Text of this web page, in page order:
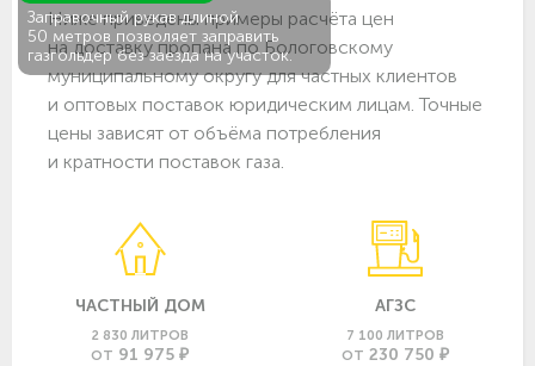
Заправочный рукав длиной
50 метров позволяет заправить
газгольдер без заезда на участок.
Ниже приведены примеры расчёта цен
на доставку пропана по Бологовскому
муниципальному округу для частных клиентов
и оптовых поставок юридическим лицам. Точные
цены зависят от объёма потребления
и кратности поставок газа.
ЧАСТНЫЙ ДОМ
2 830 ЛИТРОВ
ОТ 91 975 ₽
АГЗС
7 100 ЛИТРОВ
ОТ 230 750 ₽